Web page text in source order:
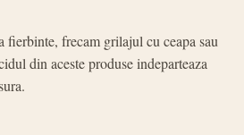
fierbinte, frecam grilajul cu ceapa sau
din aceste produse indeparteaza